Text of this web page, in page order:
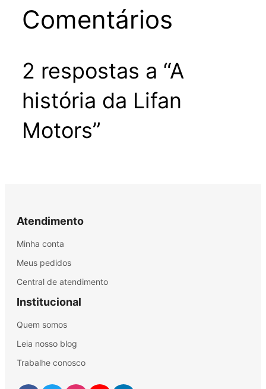
Comentários
2 respostas a “A
história da Lifan
Motors”
Atendimento
Minha conta
Meus pedidos
Central de atendimento
Institucional
Quem somos
Leia nosso blog
Trabalhe conosco